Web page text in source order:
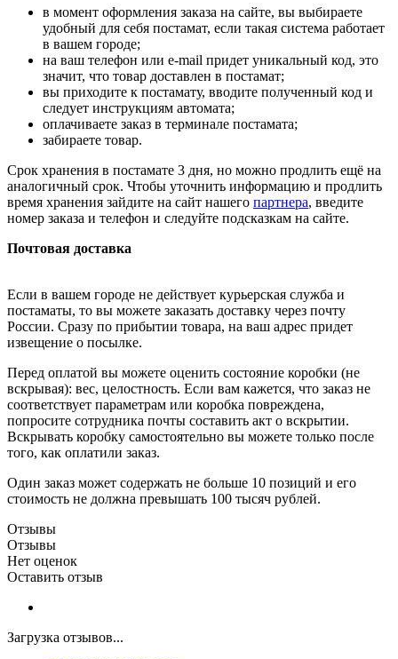
в момент оформления заказа на сайте, вы выбираете
удобный для себя постамат, если такая система работает
в вашем городе;
на ваш телефон или e-mail придет уникальный код, это
значит, что товар доставлен в постамат;
вы приходите к постамату, вводите полученный код и
следует инструкциям автомата;
оплачиваете заказ в терминале постамата;
забираете товар.
Срок хранения в постамате 3 дня, но можно продлить ещё на
аналогичный срок. Чтобы уточнить информацию и продлить
время хранения зайдите на сайт нашего партнера, введите
номер заказа и телефон и следуйте подсказкам на сайте.
Почтовая доставка
Если в вашем городе не действует курьерская служба и
постаматы, то вы можете заказать доставку через почту
России. Сразу по прибытии товара, на ваш адрес придет
извещение о посылке.
Перед оплатой вы можете оценить состояние коробки (не
вскрывая): вес, целостность. Если вам кажется, что заказ не
соответствует параметрам или коробка повреждена,
попросите сотрудника почты составить акт о вскрытии.
Вскрывать коробку самостоятельно вы можете только после
того, как оплатили заказ.
Один заказ может содержать не больше 10 позиций и его
стоимость не должна превышать 100 тысяч рублей.
Отзывы
Отзывы
Нет оценок
Оставить отзыв
Загрузка отзывов...